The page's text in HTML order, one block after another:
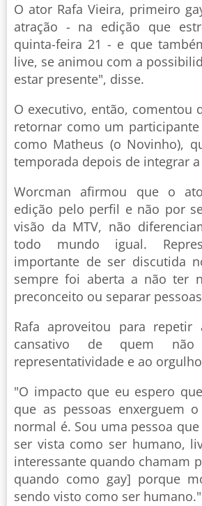
O ator Rafa Vieira, primeiro
atração - na edição que
quinta-feira 21 - e que
live, se animou com a
estar presente", disse.
O executivo, então, comentou
retornar como um
como Matheus (o Novinho),
temporada depois de integrar
Worcman afirmou que o
edição pelo perfil e não por
visão da MTV, não
todo mundo igual.
importante de ser discutida
sempre foi aberta a não ter
preconceito ou separar
Rafa aproveitou para repetir
cansativo de quem
representatividade e ao
"O impacto que eu espero
que as pessoas enxerguem
normal é. Sou uma pessoa
ser vista como ser humano,
interessante quando chamam
quando como gay] porque
sendo visto como ser humano."